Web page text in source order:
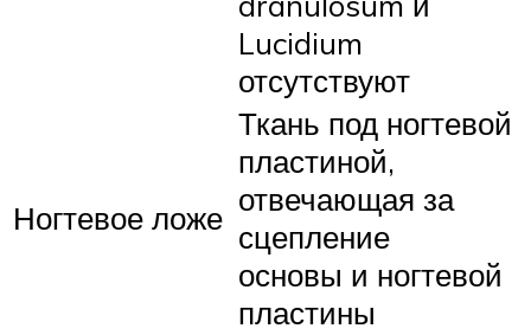
Lucidium
отсутствуют
Ногтевое ложе
Ткань под ногтевой
пластиной,
отвечающая за
сцепление
основы и ногтевой
пластины